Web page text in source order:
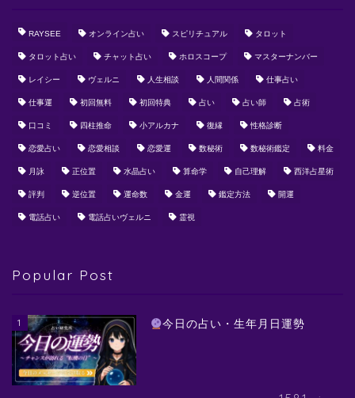
RAYSEE オンライン占い スピリチュアル タロット
タロット占い チャット占い ホロスコープ マスターナンバー
レイシー ヴェルニ 人生相談 人間関係 仕事占い
仕事運 初回無料 初回特典 占い 占い師 占術
口コミ 四柱推命 小アルカナ 復縁 性格診断
恋愛占い 恋愛相談 恋愛運 数秘術 数秘術鑑定 料金
月詠 正位置 水晶占い 算命学 自己理解 西洋占星術
評判 逆位置 運命数 金運 鑑定方法 開運
電話占い 電話占いヴェルニ 霊視
Popular Post
1 今日の占い・生年月日運勢